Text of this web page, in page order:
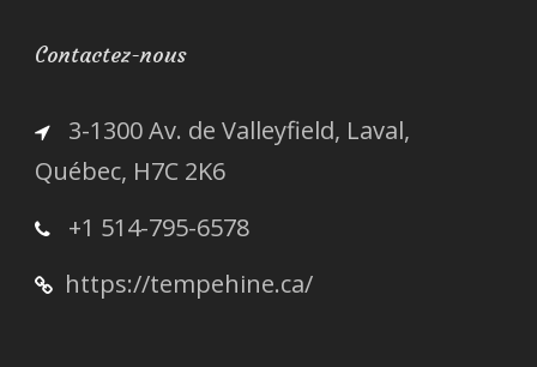
Contactez-nous
3-1300 Av. de Valleyfield, Laval,
Québec, H7C 2K6
+1 514-795-6578
https://tempehine.ca/